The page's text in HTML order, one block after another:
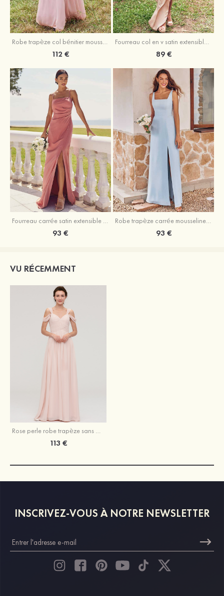
Robe trapèze col bénitier mousseline ras du sol robe de demoiselle d'honneur
112 €
Fourreau col en v satin extensible asymétrique robe de demoiselle d'honneur
89 €
93 € 93 €
VU RÉCEMMENT
Rose perle robe trapèze sans manches cache coeur mousseline ras du sol robe de demoiselle d'honneur
113 €
INSCRIVEZ-VOUS À NOTRE NEWSLETTER